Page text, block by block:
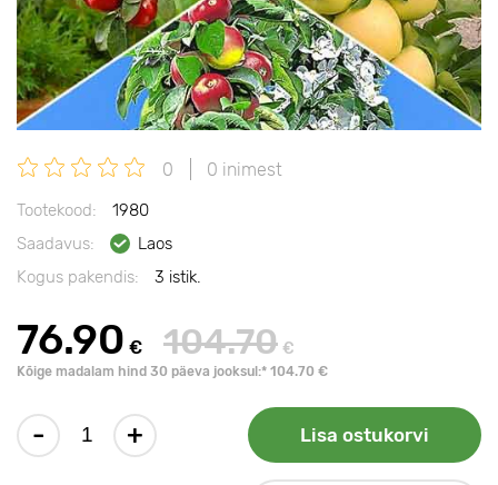
0 0 inimest
Tootekood:
1980
Saadavus:
Laos
Kogus pakendis:
3 istik.
76.90 € 104.70 €
Kõige madalam hind 30 päeva jooksul:* 104.70 €
- + Lisa ostukorvi